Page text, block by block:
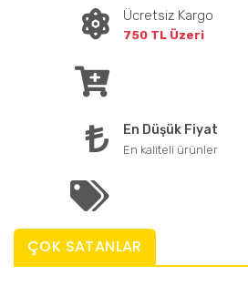
Ücretsiz Kargo
750 TL Üzeri
En Düşük Fiyat
En kaliteli ürünler
ÇOK SATANLAR